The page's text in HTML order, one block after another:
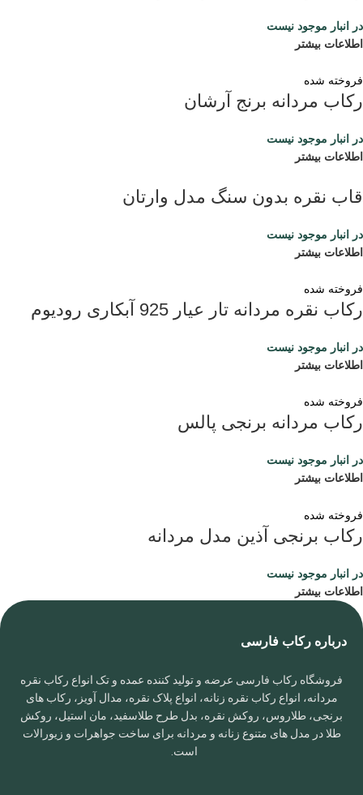
در انبار موجود نیست
اطلاعات بیشتر
فروخته شده
رکاب مردانه برنج آرشان
در انبار موجود نیست
اطلاعات بیشتر
قاب نقره بدون سنگ مدل وارتان
در انبار موجود نیست
اطلاعات بیشتر
فروخته شده
رکاب نقره مردانه تار عیار 925 آبکاری رودیوم
در انبار موجود نیست
اطلاعات بیشتر
فروخته شده
رکاب مردانه برنجی پالس
در انبار موجود نیست
اطلاعات بیشتر
فروخته شده
رکاب برنجی آذین مدل مردانه
در انبار موجود نیست
اطلاعات بیشتر
درباره رکاب فارسی
فروشگاه رکاب فارسی عرضه و تولید کننده عمده و تک انواع رکاب نقره
مردانه، انواع رکاب نقره زنانه، انواع پلاک نقره، مدال آویز، رکاب های
برنجی، طلاروس، روکش نقره، بدل طرح طلاسفید، مان استیل، روکش
طلا در مدل های متنوع زنانه و مردانه برای ساخت جواهرات و زیورالات
است.